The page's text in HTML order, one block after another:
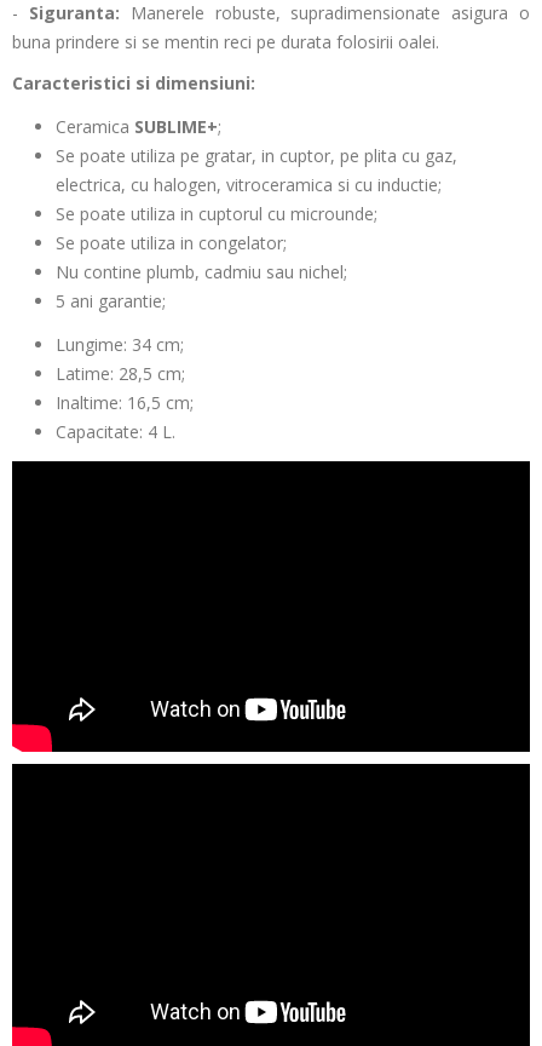
- Siguranta: Manerele robuste, supradimensionate asigura o
buna prindere si se mentin reci pe durata folosirii oalei.
Caracteristici si dimensiuni:
Ceramica SUBLIME+;
Se poate utiliza pe gratar, in cuptor, pe plita cu gaz,
electrica, cu halogen, vitroceramica si cu inductie;
Se poate utiliza in cuptorul cu microunde;
Se poate utiliza in congelator;
Nu contine plumb, cadmiu sau nichel;
5 ani garantie;
Lungime: 34 cm;
Latime: 28,5 cm;
Inaltime: 16,5 cm;
Capacitate: 4 L.